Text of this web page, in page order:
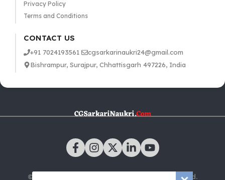
Privacy Policy
Terms and Conditions
CONTACT US
+91 7024193561
cgsarkarinaukri24@gmail.com
Bishrampur, Surajpur, Chhattisgarh 497226, India
© 2025 CGSarkariNaukri.com | All rights reserved.